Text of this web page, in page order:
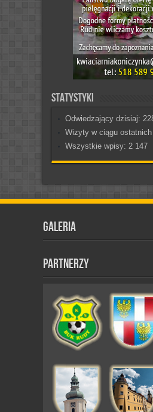
Statystyki
Odwiedzający dzisiaj:
Wizyty w ciągu ostatnich
Wszystkie wpisy: 2 147
Galeria
Partnerzy